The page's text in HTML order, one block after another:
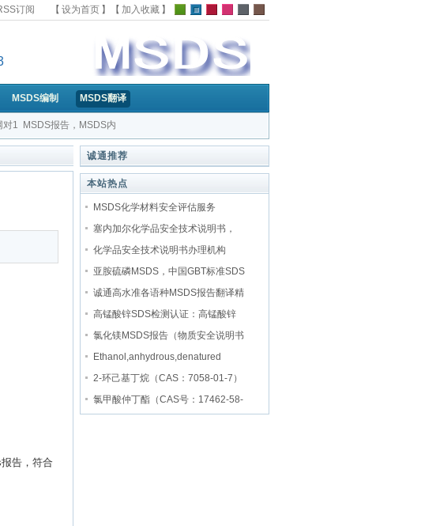
订阅 【 设为首页 】【 加入收藏 】
MSDS编制 MSDS翻译
对1 MSDS报告，MSDS内
提供符合标准的MSDS|
告，符合
诚通推荐
本站热点
MSDS化学材料安全评估服务
塞内加尔化学品安全技术说明书，
化学品安全技术说明书办理机构
亚胺硫磷MSDS，中国GBT标准SDS
诚通高水准各语种MSDS报告翻译精
高锰酸锌SDS检测认证：高锰酸锌
氯化镁MSDS报告（物质安全说明书
Ethanol,anhydrous,denatured
2-环己基丁烷（CAS：7058-01-7）
氯甲酸仲丁酯（CAS号：17462-58-